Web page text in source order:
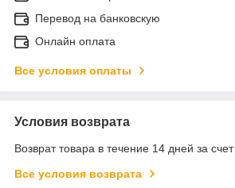
Перевод на банковскую
Онлайн оплата
Все условия оплаты
Условия возврата
Возврат товара в течение 14 дней за
Все условия возврата